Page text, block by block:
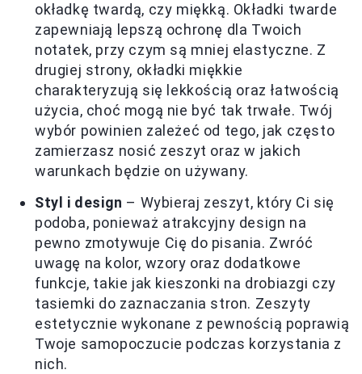
okładkę twardą, czy miękką. Okładki twarde
zapewniają lepszą ochronę dla Twoich
notatek, przy czym są mniej elastyczne. Z
drugiej strony, okładki miękkie
charakteryzują się lekkością oraz łatwością
użycia, choć mogą nie być tak trwałe. Twój
wybór powinien zależeć od tego, jak często
zamierzasz nosić zeszyt oraz w jakich
warunkach będzie on używany.
Styl i design – Wybieraj zeszyt, który Ci się
podoba, ponieważ atrakcyjny design na
pewno zmotywuje Cię do pisania. Zwróć
uwagę na kolor, wzory oraz dodatkowe
funkcje, takie jak kieszonki na drobiazgi czy
tasiemki do zaznaczania stron. Zeszyty
estetycznie wykonane z pewnością poprawią
Twoje samopoczucie podczas korzystania z
nich.